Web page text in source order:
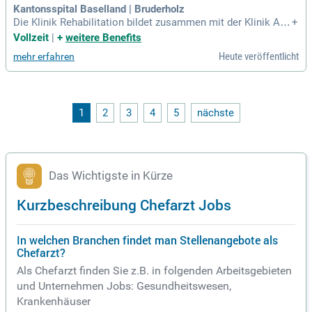
die kontinuierliche Qualitätssicherung unserer Dienstleistun
gen.
Kantonsspital Baselland | Bruderholz
Die Klinik Rehabilitation bildet zusammen mit der Klinik Alte
rsmedizin das größte Zentrum im Kantonsspital Baselland.
eriert eng mit den akutsomatischen Abteilungen des Akutsp
itals. Die Leitung der Klinik trägt die Verantwortung für die B
gestaltet, um optimalen medizinischen und therapeutischen
Fortschritt zu gewährleisten. Zudem gibt es Bestrebungen z
sikalische Medizin, um ganzheitliche Heilungsprozesse zu f
ördern.
+
Vollzeit | + weitere Benefits
mehr erfahren Heute veröffentlicht
1 2 3 4 5 nächste
Das Wichtigste in Kürze
Kurzbeschreibung Chefarzt Jobs
In welchen Branchen findet man Stellenangebote als
Chefarzt?
Als Chefarzt finden Sie z.B. in folgenden Arbeitsgebieten
und Unternehmen Jobs: Gesundheitswesen,
Krankenhäuser